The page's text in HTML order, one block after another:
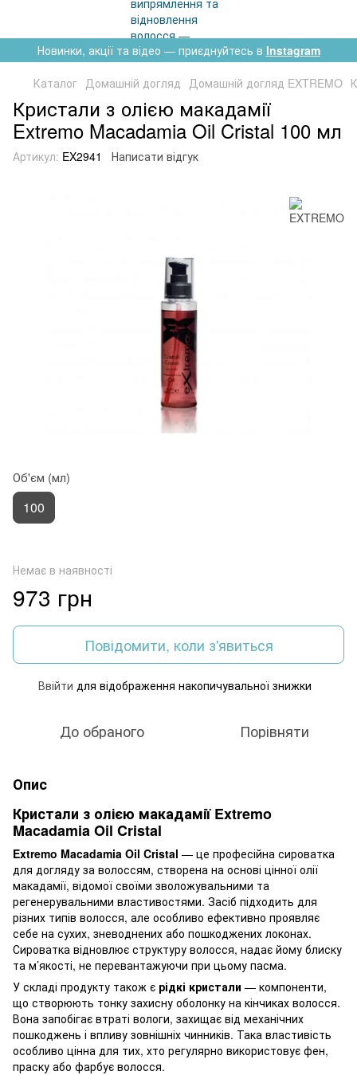
Новинки, акції та відео — приєднуйтесь в Instagram
Каталог Домашній догляд Домашній догляд EXTREMO
Кристали з олією макадамії
Extremo Macadamia Oil Cristal 100 мл
Артикул: EX2941 Написати відгук
Об'єм (мл)
100
Немає в наявності
973 грн
Повідомити, коли з'явиться
Ввійти для відображення накопичувальної знижки
До обраного Порівняти
Опис
Кристали з олією макадамії Extremo
Macadamia Oil Cristal
Extremo Macadamia Oil Cristal — це професійна сироватка
для догляду за волоссям, створена на основі цінної олії
макадамії, відомої своїми зволожувальними та
регенерувальними властивостями. Засіб підходить для
різних типів волосся, але особливо ефективно проявляє
себе на сухих, зневоднених або пошкоджених локонах.
Сироватка відновлює структуру волосся, надає йому блиску
та м’якості, не перевантажуючи при цьому пасма.
У складі продукту також є рідкі кристали — компоненти,
що створюють тонку захисну оболонку на кінчиках волосся.
Вона запобігає втраті вологи, захищає від механічних
пошкоджень і впливу зовнішніх чинників. Така властивість
особливо цінна для тих, хто регулярно використовує фен,
праску або фарбує волосся.